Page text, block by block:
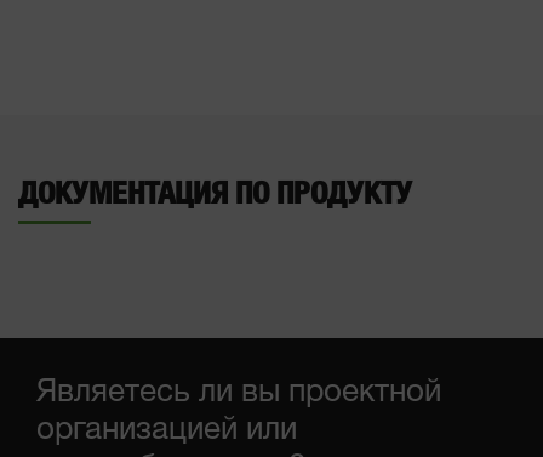
ДОКУМЕНТАЦИЯ ПО ПРОДУКТУ
Являетесь ли вы проектной
организацией или